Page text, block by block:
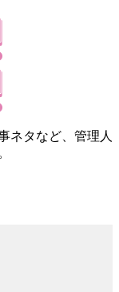
ネタなど、管理人